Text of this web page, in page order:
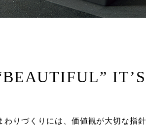
りづくりには、価値観が大切な指